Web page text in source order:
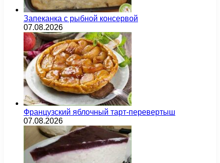
Запеканка с рыбной консервой
07.08.2026
Французский яблочный тарт-перевертыш
07.08.2026